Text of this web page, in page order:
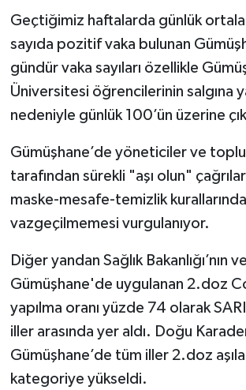
Geçtiğimiz haftalarda günlük
sayıda pozitif vaka bulunan
gündür vaka sayıları özellikle
Üniversitesi öğrencilerinin salgına
nedeniyle günlük 100’ün üzerine
Gümüşhane’de yöneticiler ve
tarafından sürekli "aşı olun"
maske-mesafe-temizlik
vazgeçilmemesi vurgulanıyor.
Diğer yandan Sağlık Bakanlığı’nın
Gümüşhane'de uygulanan 2.doz
yapılma oranı yüzde 74 olarak
iller arasında yer aldı. Doğu
Gümüşhane’de tüm iller 2.doz
kategoriye yükseldi.